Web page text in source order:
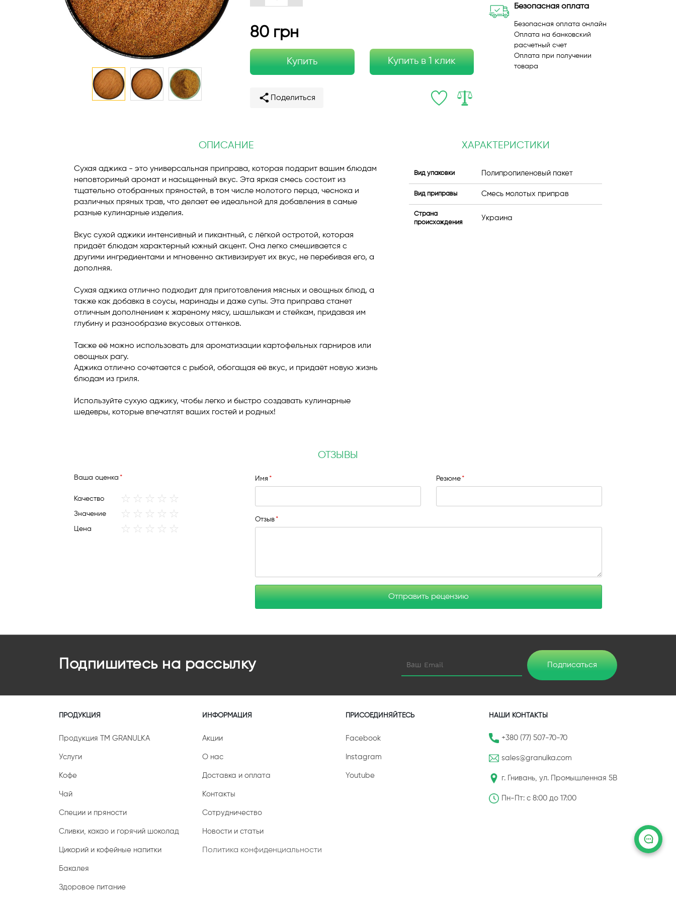
80 грн
Купить Купить в 1 клик
Поделиться
Безопасная оплата
Безопасная оплата онлайн
Оплата на банковский
расчетный счет
Оплата при получении
товара
ОПИСАНИЕ
Сухая аджика - это универсальная приправа, которая подарит вашим блюдам
неповторимый аромат и насыщенный вкус. Эта яркая смесь состоит из
тщательно отобранных пряностей, в том числе молотого перца, чеснока и
различных пряных трав, что делает ее идеальной для добавления в самые
разные кулинарные изделия.
Вкус сухой аджики интенсивный и пикантный, с лёгкой остротой, которая
придаёт блюдам характерный южный акцент. Она легко смешивается с
другими ингредиентами и мгновенно активизирует их вкус, не перебивая его, а
дополняя.
Сухая аджика отлично подходит для приготовления мясных и овощных блюд, а
также как добавка в соусы, маринады и даже супы. Эта приправа станет
отличным дополнением к жареному мясу, шашлыкам и стейкам, придавая им
глубину и разнообразие вкусовых оттенков.
Также её можно использовать для ароматизации картофельных гарниров или
овощных рагу.
Аджика отлично сочетается с рыбой, обогащая её вкус, и придаёт новую жизнь
блюдам из гриля.
Используйте сухую аджику, чтобы легко и быстро создавать кулинарные
шедевры, которые впечатлят ваших гостей и родных!
ХАРАКТЕРИСТИКИ
Вид упаковки Полипропиленовый пакет
Вид приправы Смесь молотых приправ
Страна
происхождения
Украина
ОТЗЫВЫ
Ваша оценка
Качество
1
2
3
4
Значение
1
2
3
4
Цена
1
2
3
4
Имя Резюме
Отзыв
Отправить рецензию
Подпишитесь на рассылку Подписаться
ПРОДУКЦИЯ
Продукция ТМ GRANULKA
Услуги
Кофе
Чай
Специи и пряности
Сливки, какао и горячий шоколад
Цикорий и кофейные напитки
Бакалея
Здоровое питание
ИНФОРМАЦИЯ
Акции
О нас
Доставка и оплата
Контакты
Сотрудничество
Новости и статьи
Политика конфиденциальности
ПРИСОЕДИНЯЙТЕСЬ
Facebook
Instagram
Youtube
НАШИ КОНТАКТЫ
+380 (77) 507-70-70
sales@granulka.com
г. Гнивань, ул. Промышленная 5В
Пн-Пт: с 8:00 до 17:00